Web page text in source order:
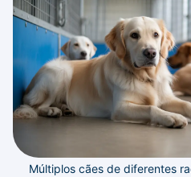
Múltiplos cães de diferentes